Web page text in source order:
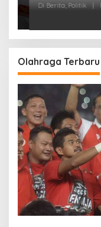
Di Berita, Politik |
Olahraga Terbaru